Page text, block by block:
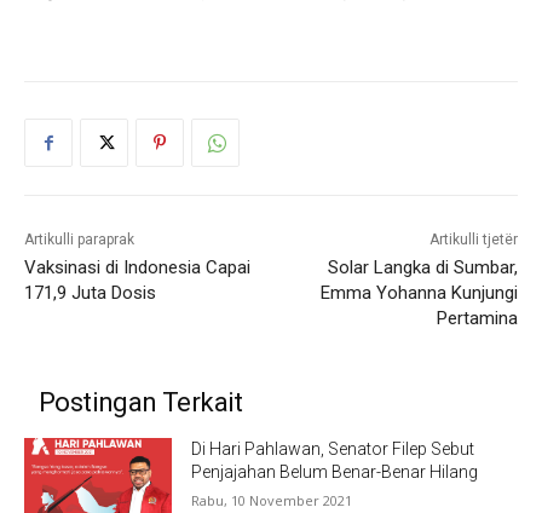
Artikulli paraprak
Vaksinasi di Indonesia Capai
171,9 Juta Dosis
Artikulli tjetër
Solar Langka di Sumbar,
Emma Yohanna Kunjungi
Pertamina
Postingan Terkait
Di Hari Pahlawan, Senator Filep Sebut
Penjajahan Belum Benar-Benar Hilang
Rabu, 10 November 2021